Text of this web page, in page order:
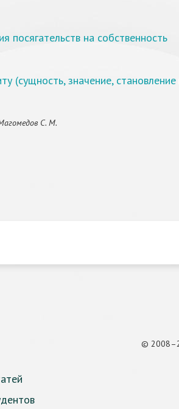
посягательств на собственность
(сущность, значение, становление
С. М.
©